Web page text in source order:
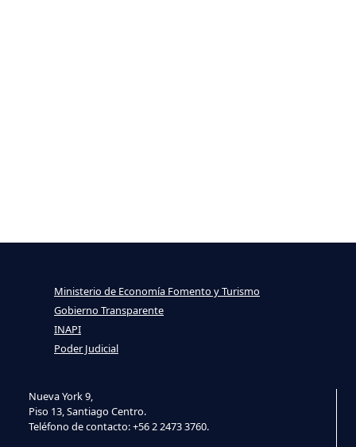
Nueva York 9,
Piso 13, Santiago Centro.
Teléfono de contacto: +56 2 2473 3760.
Ministerio de Economía Fomento y Turismo
Gobierno Transparente
INAPI
Poder Judicial